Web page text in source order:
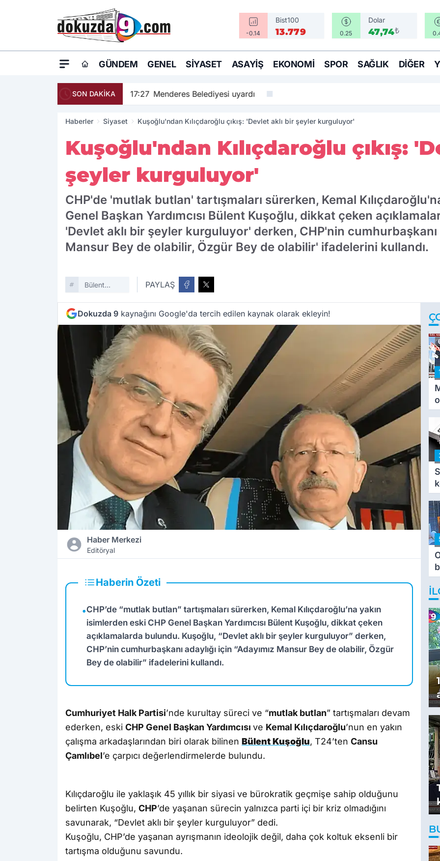
-0.14
Bist100
13.779 0.25
Dolar
47,74₺
GÜNDEM GENEL SIYASET ASAYIŞ EKONOMI SPOR SAĞLIK DIĞER
SON DAKİKA 17:27 Menderes Belediyesi uyardı
Haberler Siyaset Kuşoğlu'ndan Kılıçdaroğlu çıkış: 'Devlet aklı bir şeyler kurguluyor'
Kuşoğlu'ndan Kılıçdaroğlu çıkış:
şeyler kurguluyor'
CHP'de 'mutlak butlan' tartışmaları sürerken, Kemal
Genel Başkan Yardımcısı Bülent Kuşoğlu, dikkat çeken
'Devlet aklı bir şeyler kurguluyor' derken, CHP'nin cumhurbaşkanı
Mansur Bey de olabilir, Özgür Bey de olabilir' ifadelerini kullandı.
Bülent
PAYLAŞ
Dokuzda 9 kaynağını Google'da tercih edilen kaynak olarak ekleyin!
Haber Merkezi
Editöryal
Haberin Özeti
•CHP’de “mutlak butlan” tartışmaları sürerken, Kemal Kılıçdaroğlu’na yakın
isimlerden eski CHP Genel Başkan Yardımcısı Bülent Kuşoğlu, dikkat çeken
açıklamalarda bulundu. Kuşoğlu, “Devlet aklı bir şeyler kurguluyor” derken,
CHP’nin cumhurbaşkanı adaylığı için “Adayımız Mansur Bey de olabilir, Özgür
Bey de olabilir” ifadelerini kullandı.
Cumhuriyet Halk Partisi’nde kurultay süreci ve “mutlak butlan” tartışmaları devam
ederken, eski CHP Genel Başkan Yardımcısı ve Kemal Kılıçdaroğlu’nun en yakın
çalışma arkadaşlarından biri olarak bilinen Bülent Kuşoğlu, T24’ten Cansu
Çamlıbel’e çarpıcı değerlendirmelerde bulundu.
Kılıçdaroğlu ile yaklaşık 45 yıllık bir siyasi ve bürokratik geçmişe sahip olduğunu
belirten Kuşoğlu, CHP’de yaşanan sürecin yalnızca parti içi bir kriz olmadığını
savunarak, “Devlet aklı bir şeyler kurguluyor” dedi.
Kuşoğlu, CHP’de yaşanan ayrışmanın ideolojik değil, daha çok koltuk eksenli bir
tartışma olduğunu savundu.